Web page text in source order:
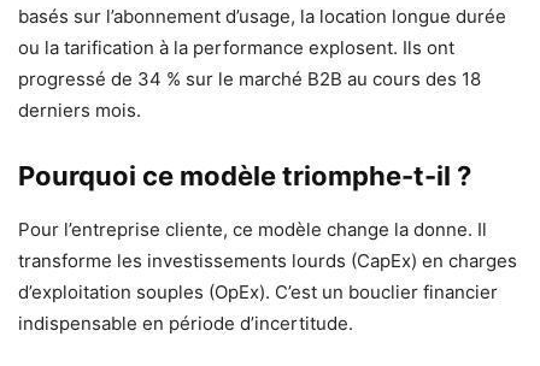
basés sur l’abonnement d’usage, la location longue durée
ou la tarification à la performance explosent. Ils ont
progressé de 34 % sur le marché B2B au cours des 18
derniers mois.
Pourquoi ce modèle triomphe-t-il ?
Pour l’entreprise cliente, ce modèle change la donne. Il
transforme les investissements lourds (CapEx) en charges
d’exploitation souples (OpEx). C’est un bouclier financier
indispensable en période d’incertitude.